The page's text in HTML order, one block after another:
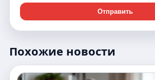
Отправить
Похожие новости